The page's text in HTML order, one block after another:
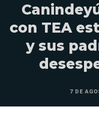
con TEA
y sus
7 DE